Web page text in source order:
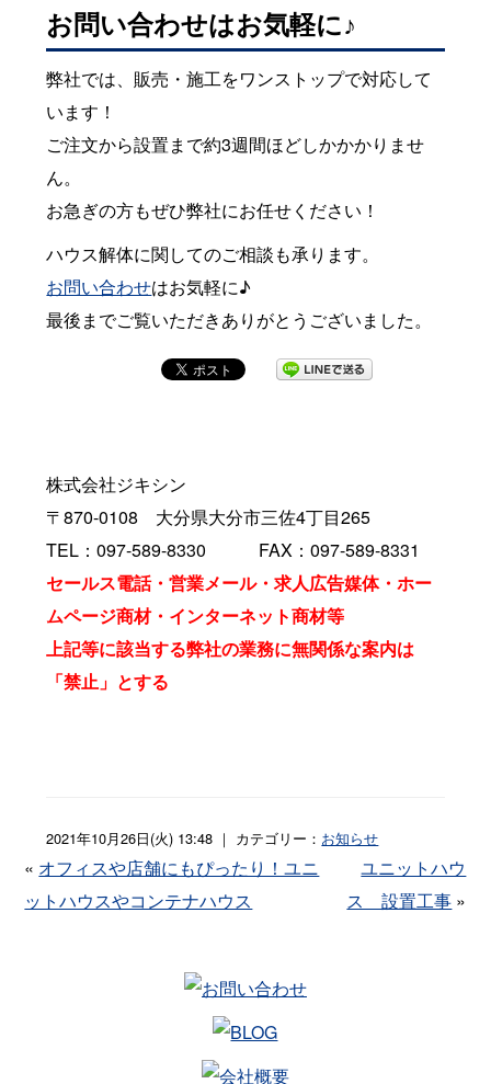
お問い合わせはお気軽に♪
弊社では、販売・施工をワンストップで対応して
います！
ご注文から設置まで約3週間ほどしかかかりませ
ん。
お急ぎの方もぜひ弊社にお任せください！
ハウス解体に関してのご相談も承ります。
お問い合わせはお気軽に♪
最後までご覧いただきありがとうございました。
株式会社ジキシン
〒870-0108 大分県大分市三佐4丁目265
TEL：097-589-8330 FAX：097-589-8331
セールス電話・営業メール・求人広告媒体・ホー
ムページ商材・インターネット商材等
上記等に該当する弊社の業務に無関係な案内は
「禁止」とする
2021年10月26日(火) 13:48 ｜ カテゴリー： お知らせ
« オフィスや店舗にもぴったり！ユニ
ットハウスやコンテナハウス
ユニットハウ
ス 設置工事 »